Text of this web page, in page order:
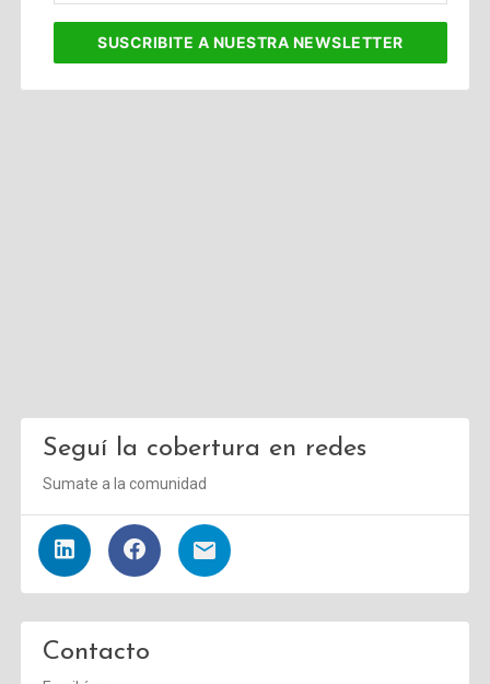
SUSCRIBITE A NUESTRA NEWSLETTER
Seguí la cobertura en redes
Sumate a la comunidad
Contacto